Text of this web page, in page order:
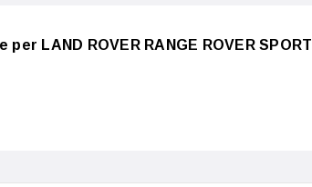
LAND ROVER RANGE ROVER SPORT